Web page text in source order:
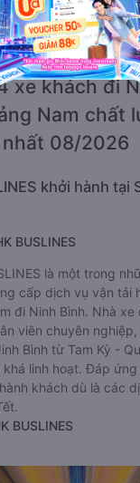
của hãng xe
khuyến mãi, giá vé
Bình giường nằm đôi
xe khách đi
Nam chất
08/2026
khởi hành tại
BUSLINES
là một trong
cấp dịch vụ vận tải
đi Ninh Bình. Nhà
viên chuyên
Bình từ Tam Kỳ -
linh hoạt. Đáp
khách dù là các
BUSLINES